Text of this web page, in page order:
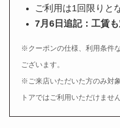
ご利用は1回限りと
7月6日追記：工賃も
※クーポンの仕様、利用条件
ございます。
※ご来店いただいた方のみ対
トアではご利用いただけませ